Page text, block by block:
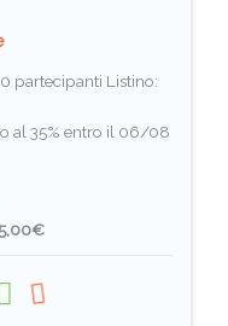
partecipanti Listino:
al 35% entro il 06/08